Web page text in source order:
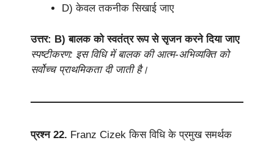
D) केवल तकनीक सिखाई जाए
उत्तर: B) बालक को स्वतंत्र रूप से सृजन करने दिया जाए
स्पष्टीकरण: इस विधि में बालक की आत्म-अभिव्यक्ति को
सर्वोच्च प्राथमिकता दी जाती है।
प्रश्न 22. Franz Cizek किस विधि के प्रमुख समर्थक